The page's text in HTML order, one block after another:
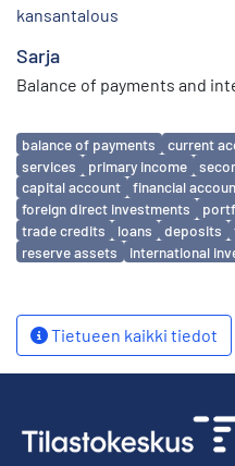
kansantalous
Sarja
Balance of payments and
Avainsanat
balance of payments current
services
primary income
capital account
financial
foreign direct investments
trade credits
loans deposits
reserve assets
international
Tietueen kaikki tiedot